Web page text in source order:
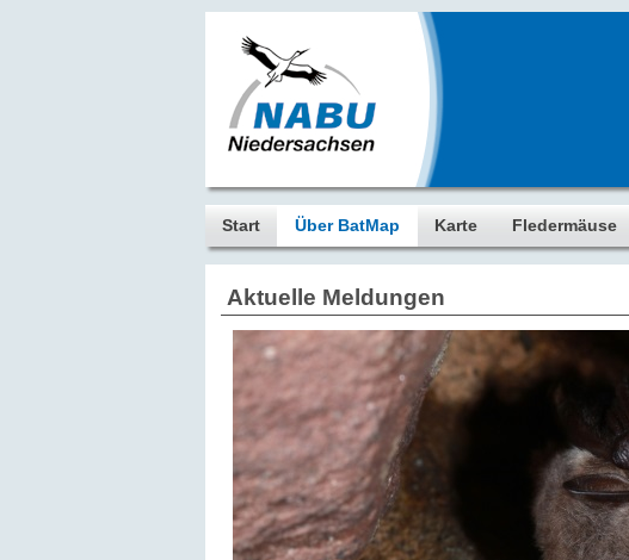
Start Über BatMap Karte Fledermäuse
Aktuelle Meldungen